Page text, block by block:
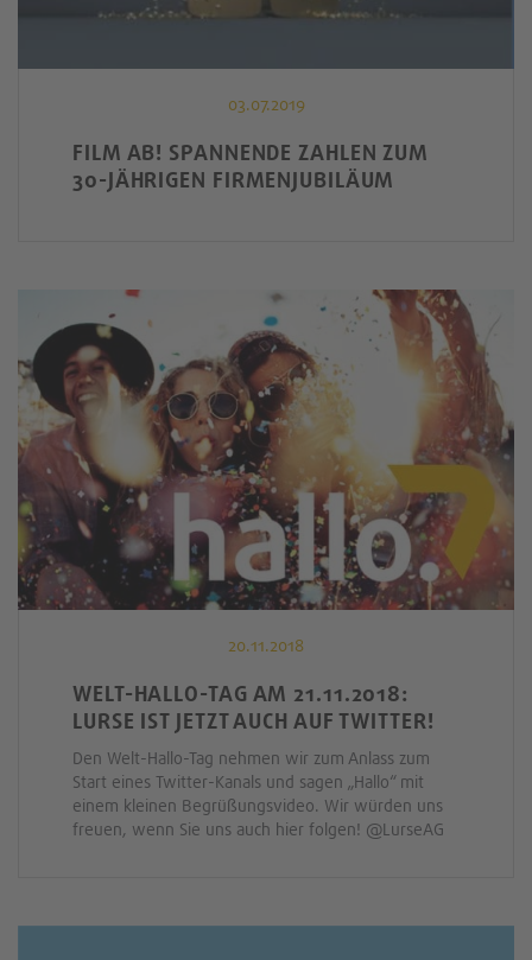
03.07.2019
FILM AB! SPANNENDE ZAHLEN ZUM
30-JÄHRIGEN FIRMENJUBILÄUM
20.11.2018
WELT-HALLO-TAG AM 21.11.2018:
LURSE IST JETZT AUCH AUF TWITTER!
Den Welt-Hallo-Tag nehmen wir zum Anlass zum
Start eines Twitter-Kanals und sagen „Hallo“ mit
einem kleinen Begrüßungsvideo. Wir würden uns
freuen, wenn Sie uns auch hier folgen! @LurseAG